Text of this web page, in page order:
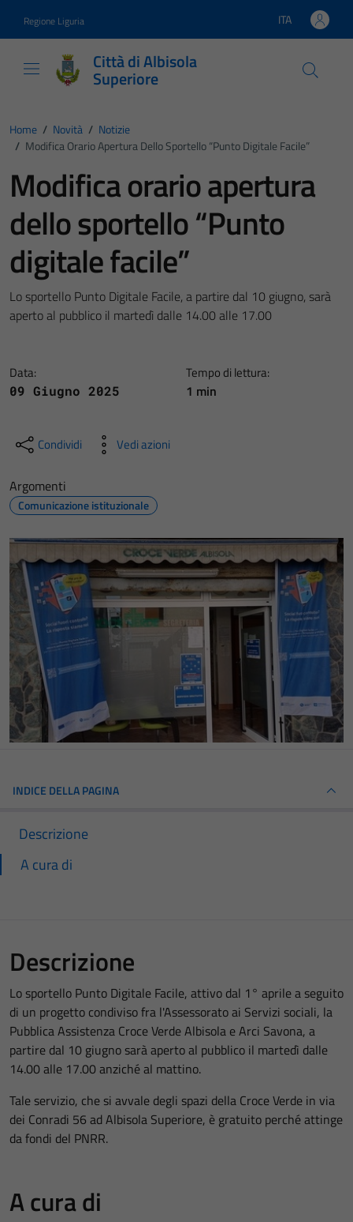
Regione Liguria Lingua attiva:
ITA
Città di Albisola
Superiore
Home / Novità / Notizie
/ Modifica Orario Apertura Dello Sportello “Punto Digitale Facile”
Modifica orario apertura
dello sportello “Punto
digitale facile”
Lo sportello Punto Digitale Facile, a partire dal 10 giugno, sarà
aperto al pubblico il martedì dalle 14.00 alle 17.00
Data:
09 Giugno 2025
Tempo di lettura:
1 min
Condividi Vedi azioni
Argomenti
Comunicazione istituzionale
INDICE DELLA PAGINA
Descrizione
A cura di
Descrizione
Lo sportello Punto Digitale Facile, attivo dal 1° aprile a seguito
di un progetto condiviso fra l'Assessorato ai Servizi sociali, la
Pubblica Assistenza Croce Verde Albisola e Arci Savona, a
partire dal 10 giugno sarà aperto al pubblico il martedì dalle
14.00 alle 17.00 anziché al mattino.
Tale servizio, che si avvale degli spazi della Croce Verde in via
dei Conradi 56 ad Albisola Superiore, è gratuito perché attinge
da fondi del PNRR.
A cura di